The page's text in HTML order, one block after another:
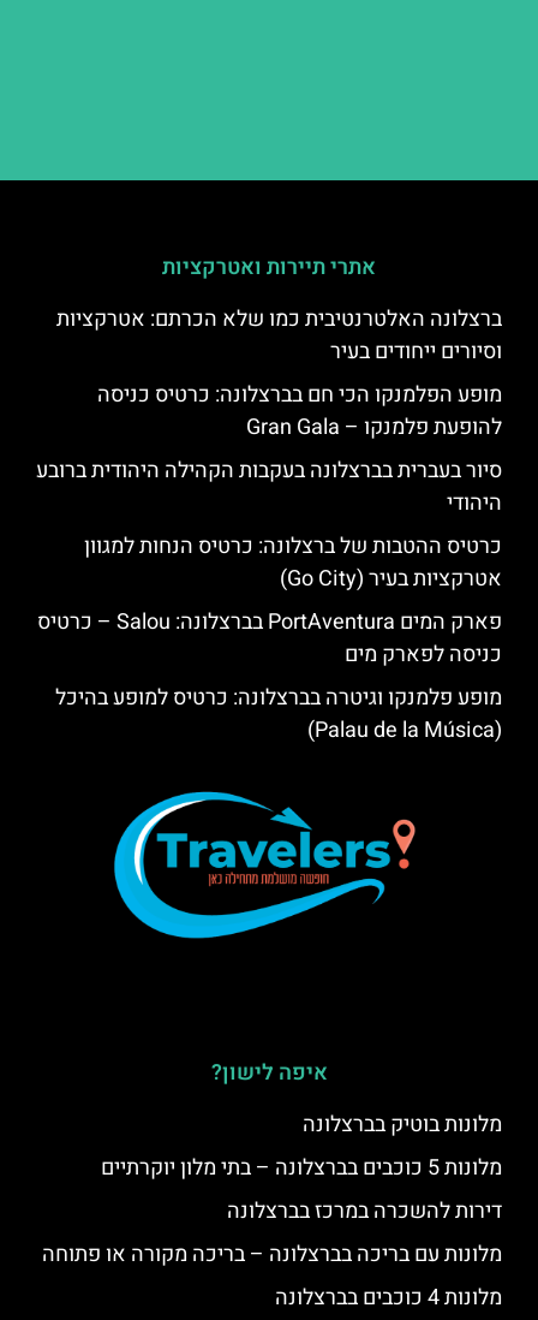
אתרי תיירות ואטרקציות
ברצלונה האלטרנטיבית כמו שלא הכרתם: אטרקציות
וסיורים ייחודים בעיר
מופע הפלמנקו הכי חם בברצלונה: כרטיס כניסה
להופעת פלמנקו – Gran Gala
סיור בעברית בברצלונה בעקבות הקהילה היהודית ברובע
היהודי
כרטיס ההטבות של ברצלונה: כרטיס הנחות למגוון
אטרקציות בעיר (Go City)
פארק המים PortAventura בברצלונה: Salou – כרטיס
כניסה לפארק מים
מופע פלמנקו וגיטרה בברצלונה: כרטיס למופע בהיכל
(Palau de la Música)
איפה לישון?
מלונות בוטיק בברצלונה
מלונות 5 כוכבים בברצלונה – בתי מלון יוקרתיים
דירות להשכרה במרכז בברצלונה
מלונות עם בריכה בברצלונה – בריכה מקורה או פתוחה
מלונות 4 כוכבים בברצלונה